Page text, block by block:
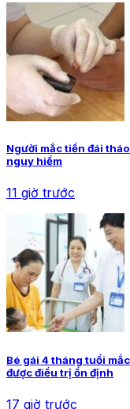
Người mắc tiền đái
nguy hiểm
11 giờ trước
Bé gái 4 tháng tuổi
được điều trị ổn định
17 giờ trước